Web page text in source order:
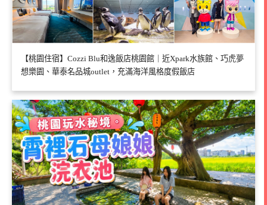
【桃園住宿】Cozzi Blu和逸飯店桃園館｜近Xpark水族館、巧虎夢
想樂園、華泰名品城outlet，充滿海洋風格度假飯店